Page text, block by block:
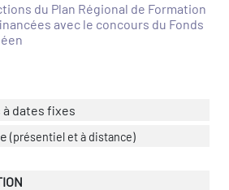
(en
du Plan Régional de Formation
avec le concours du Fonds
dates fixes
(présentiel et à distance)